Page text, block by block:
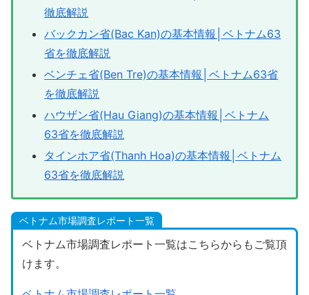
徹底解説
バックカン省(Bac Kan)の基本情報│ベトナム63
省を徹底解説
ベンチェ省(Ben Tre)の基本情報│ベトナム63省
を徹底解説
ハウザン省(Hau Giang)の基本情報│ベトナム
63省を徹底解説
タインホア省(Thanh Hoa)の基本情報│ベトナム
63省を徹底解説
ベトナム市場調査レポート一覧
ベトナム市場調査レポート一覧はこちらからもご覧頂
けます。